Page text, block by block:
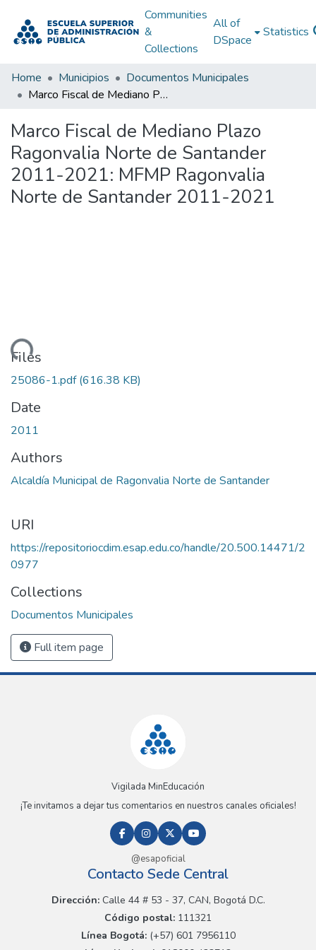
Communities
&
Collections
All of
DSpace
Statistics
Home Municipios
Documentos Municipales
Marco Fiscal de Mediano Plazo Ragonvalia Norte de Santander 2011-2021: MFMP Ragonvalia Norte de Santander 2011-2021
Marco Fiscal de Mediano Plazo
Ragonvalia Norte de Santander
2011-2021: MFMP Ragonvalia
Norte de Santander 2011-2021
Files
25086-1.pdf(616.38 KB)
Date
2011
Authors
Alcaldía Municipal de Ragonvalia Norte de Santander
URI
https://repositoriocdim.esap.edu.co/handle/20.500.14471/2
0977
Collections
Documentos Municipales
Full item page
Vigilada MinEducación
¡Te invitamos a dejar tus comentarios en nuestros canales oficiales!
@esapoficial
Contacto Sede Central
Dirección:Calle 44 # 53 - 37, CAN, Bogotá D.C.
Código postal: 111321
Línea Bogotá:(+57) 601 7956110